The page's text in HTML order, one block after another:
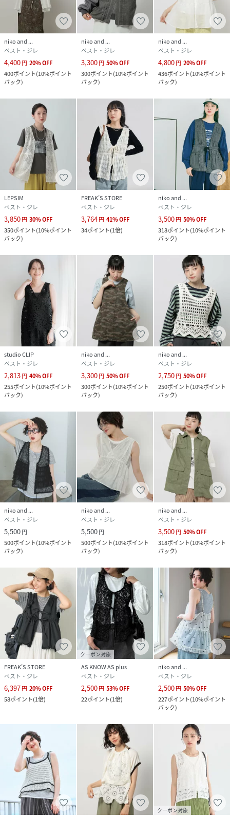
(631250-52-03 RS9465)
niko and ...
ベスト・ジレ
4,400円 20%OFF
400ポイント(10%ポイント
バック)
niko and ...
ベスト・ジレ
3,300円 50%OFF
300ポイント(10%ポイント
バック)
niko and ...
ベスト・ジレ
4,800円 20%OFF
436ポイント(10%ポイント
バック)
LEPSIM
ベスト・ジレ
3,850円 30%OFF
350ポイント(10%ポイント
バック)
FREAK’S STORE
ベスト・ジレ
3,764円 41%OFF
34ポイント(1倍)
niko and ...
ベスト・ジレ
3,500円 50%OFF
318ポイント(10%ポイント
バック)
studio CLIP
ベスト・ジレ
2,813円 40%OFF
255ポイント(10%ポイント
バック)
niko and ...
ベスト・ジレ
3,300円 50%OFF
300ポイント(10%ポイント
バック)
niko and ...
ベスト・ジレ
2,750円 50%OFF
250ポイント(10%ポイント
バック)
niko and ...
ベスト・ジレ
5,500円
500ポイント(10%ポイント
バック)
niko and ...
ベスト・ジレ
5,500円
500ポイント(10%ポイント
バック)
niko and ...
ベスト・ジレ
3,500円 50%OFF
318ポイント(10%ポイント
バック)
FREAK’S STORE
ベスト・ジレ
6,397円 20%OFF
58ポイント(1倍)
クーポン対象
AS KNOW AS plus
ベスト・ジレ
2,500円 53%OFF
22ポイント(1倍)
niko and ...
ベスト・ジレ
2,500円 50%OFF
227ポイント(10%ポイント
バック)
クーポン対象